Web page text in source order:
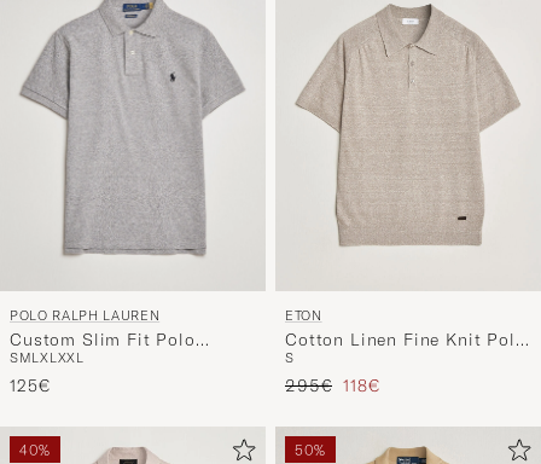
POLO RALPH LAUREN
Custom Slim Fit Polo
Canterbury Heather
SMLXLXXL
125€
ETON
Cotton Linen Fine Knit Polo
Beige
S
Regulärer Preis
295€ Reduzierter Preis
118€
40% 50%